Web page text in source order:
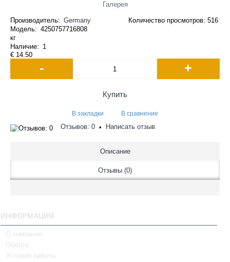
Галерея
Количество просмотров: 516
Производитель: Germany
Модель: 4250757716808
кг
Наличие: 1
€ 14.50
- +
Купить
В закладки В сравнение
Отзывов: 0 • Написать отзыв
Описание
Отзывы (0)
ИНФОРМАЦИЯ
О компании
Оплата
Условия работы